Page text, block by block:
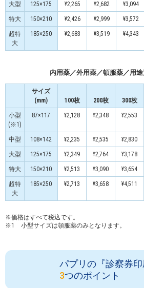
大型 125×175 ¥2,265 ¥2,682 ¥3,094
特大 150×210 ¥2,426 ¥2,999 ¥3,572
超特
大
185×250 ¥2,683 ¥3,519 ¥4,343
内用薬／外用薬／頓服薬／用
サイズ
(mm)
100枚 200枚 300枚
小型
(※1)
87×117 ¥2,128 ¥2,348 ¥2,553
中型 108×142 ¥2,235 ¥2,535 ¥2,830
大型 125×175 ¥2,349 ¥2,764 ¥3,178
特大 150×210 ¥2,513 ¥3,090 ¥3,654
超特
大
185×250 ¥2,713 ¥3,658 ¥4,511
※価格はすべて税込です。
※1 小型サイズは頓服薬のみとなります。
パプリの『診察券
3つのポイント